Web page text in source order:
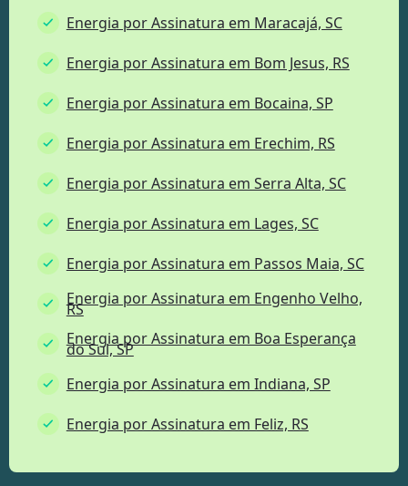
Energia por Assinatura em Maracajá, SC
Energia por Assinatura em Bom Jesus, RS
Energia por Assinatura em Bocaina, SP
Energia por Assinatura em Erechim, RS
Energia por Assinatura em Serra Alta, SC
Energia por Assinatura em Lages, SC
Energia por Assinatura em Passos Maia, SC
Energia por Assinatura em Engenho Velho,
RS
Energia por Assinatura em Boa Esperança
do Sul, SP
Energia por Assinatura em Indiana, SP
Energia por Assinatura em Feliz, RS